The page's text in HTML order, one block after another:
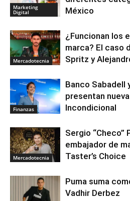
Marketing
Digital
México
Mercadotecnia
¿Funcionan los
marca? El caso
Spritz y
Finanzas
Banco Sabadell
presentan
Incondicional
Mercadotecnia
Sergio “Checo”
embajador de
Taster’s Choice
Puma suma
Vadhir Derbez